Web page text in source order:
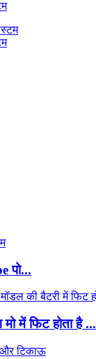
पो...
में फिट होता है ...